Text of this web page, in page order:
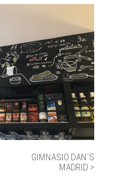
GIMNASIO DAN´S
MADRID >